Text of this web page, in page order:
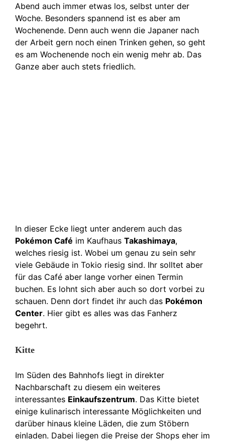
Abend auch immer etwas los, selbst unter der
Woche. Besonders spannend ist es aber am
Wochenende. Denn auch wenn die Japaner nach
der Arbeit gern noch einen Trinken gehen, so geht
es am Wochenende noch ein wenig mehr ab. Das
Ganze aber auch stets friedlich.
In dieser Ecke liegt unter anderem auch das
Pokémon Café im Kaufhaus Takashimaya,
welches riesig ist. Wobei um genau zu sein sehr
viele Gebäude in Tokio riesig sind. Ihr solltet aber
für das Café aber lange vorher einen Termin
buchen. Es lohnt sich aber auch so dort vorbei zu
schauen. Denn dort findet ihr auch das Pokémon
Center. Hier gibt es alles was das Fanherz
begehrt.
Kitte
Im Süden des Bahnhofs liegt in direkter
Nachbarschaft zu diesem ein weiteres
interessantes Einkaufszentrum. Das Kitte bietet
einige kulinarisch interessante Möglichkeiten und
darüber hinaus kleine Läden, die zum Stöbern
einladen. Dabei liegen die Preise der Shops eher im